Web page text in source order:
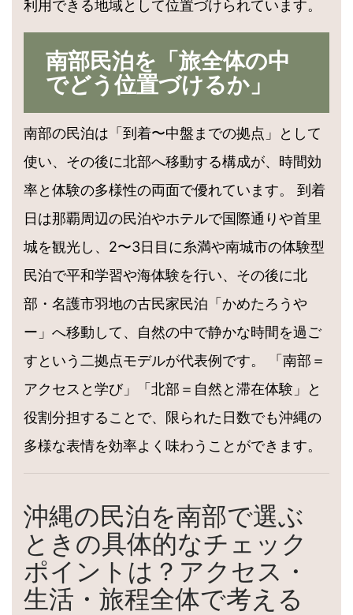
利用できる地域として位置づけられています。
南部民泊を「旅全体の中
でどう位置づけるか」
南部の民泊は「到着〜中盤までの拠点」として
使い、その後に北部へ移動する構成が、時間効
率と体験の多様性の両面で優れています。 到着
日は那覇周辺の民泊やホテルで国際通りや首里
城を観光し、2〜3日目に糸満や南城市の体験型
民泊で平和学習や海体験を行い、その後に北
部・名護市羽地の古民家民泊「かめたろうや
ー」へ移動して、自然の中で静かな時間を過ご
すという二拠点モデルが代表例です。 「南部＝
アクセスと学び」「北部＝自然と滞在体験」と
役割分担することで、限られた日数でも沖縄の
多様な表情を効率よく味わうことができます。
沖縄の民泊を南部で選ぶ
ときの具体的なチェック
ポイントは？アクセス・
生活・旅程全体で考える